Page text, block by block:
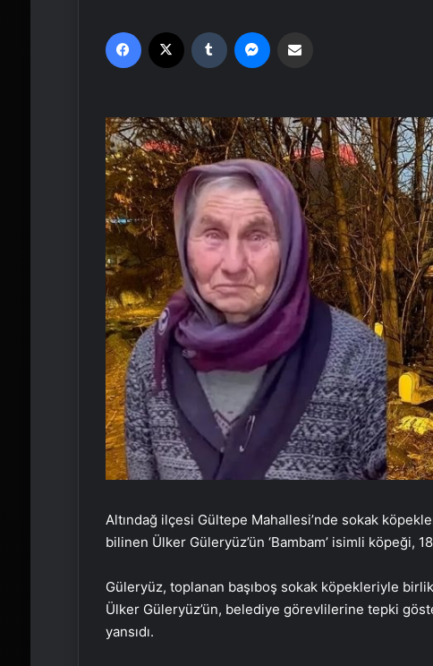
Facebook Tumblr
Altındağ ilçesi Gültepe Mahallesi’nde sokak
bilinen Ülker Güleryüz’ün ‘Bambam’ isimli köpeği,
Güleryüz, toplanan başıboş sokak köpekleriyle
Ülker Güleryüz’ün, belediye görevlilerine tepki
yansıdı.